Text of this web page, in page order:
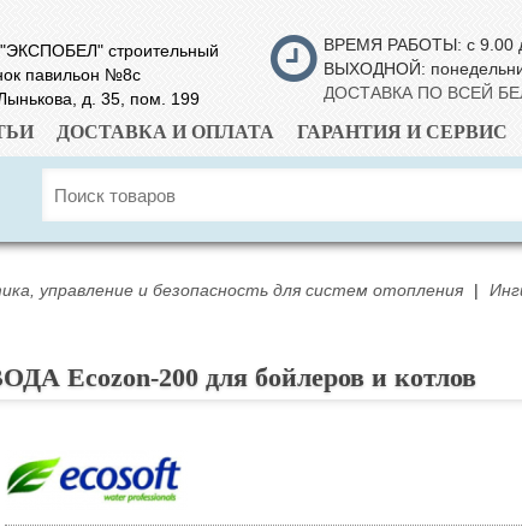
строительный
павильон №8с
д. 35, пом. 199
ВРЕМЯ РАБОТЫ: с 9.00
ВЫХОДНОЙ:
ДОСТАВКА ПО ВСЕЙ
ДОСТАВКА И ОПЛАТА ГАРАНТИЯ И СЕРВИС
управление и безопасность для систем отопления |
Ecozon-200 для бойлеров и котлов